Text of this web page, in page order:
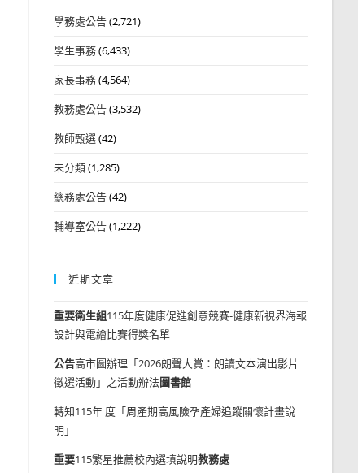
學務處公告(2,721)
學生事務(6,433)
家長事務(4,564)
教務處公告(3,532)
教師甄選(42)
未分類(1,285)
總務處公告(42)
輔導室公告(1,222)
近期文章
重要衛生組115年度健康促進創意競賽-健康新視界海報
設計與電繪比賽得獎名單
公告高市圖辦理「2026朗聲大賞：朗讀文本演出影片
徵選活動」之活動辦法圖書館
轉知115年 度「周產期高風險孕產婦追蹤關懷計畫說
明」
重要115繁星推薦校內選填說明教務處